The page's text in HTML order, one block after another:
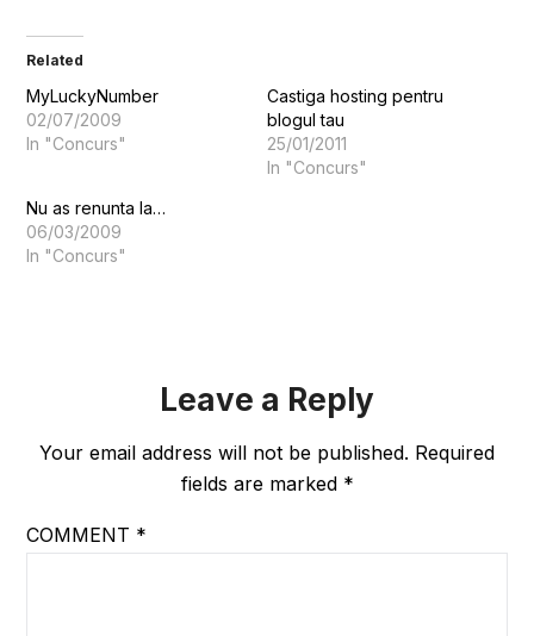
Related
MyLuckyNumber
02/07/2009
In "Concurs"
Castiga hosting pentru
blogul tau
25/01/2011
In "Concurs"
Nu as renunta la…
06/03/2009
In "Concurs"
Leave a Reply
Your email address will not be published. Required
fields are marked *
COMMENT *